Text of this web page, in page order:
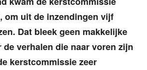
om uit de inzendingen vijf
Dat bleek geen makkelijke
de verhalen die naar voren zijn
kerstcommissie zeer